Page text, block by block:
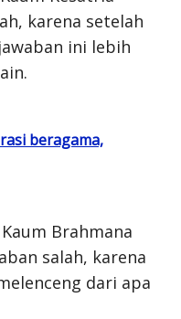
karena setelah
ini lebih
beragama,
Brahmana
salah, karena
dari apa